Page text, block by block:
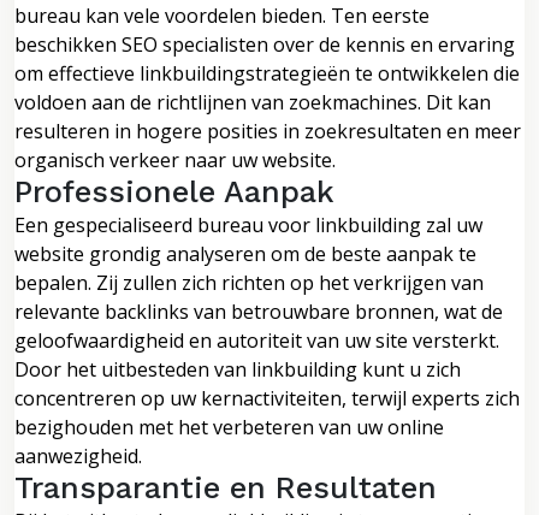
bureau kan vele voordelen bieden. Ten eerste
beschikken SEO specialisten over de kennis en ervaring
om effectieve linkbuildingstrategieën te ontwikkelen die
voldoen aan de richtlijnen van zoekmachines. Dit kan
resulteren in hogere posities in zoekresultaten en meer
organisch verkeer naar uw website.
Professionele Aanpak
Een gespecialiseerd bureau voor linkbuilding zal uw
website grondig analyseren om de beste aanpak te
bepalen. Zij zullen zich richten op het verkrijgen van
relevante backlinks van betrouwbare bronnen, wat de
geloofwaardigheid en autoriteit van uw site versterkt.
Door het uitbesteden van linkbuilding kunt u zich
concentreren op uw kernactiviteiten, terwijl experts zich
bezighouden met het verbeteren van uw online
aanwezigheid.
Transparantie en Resultaten